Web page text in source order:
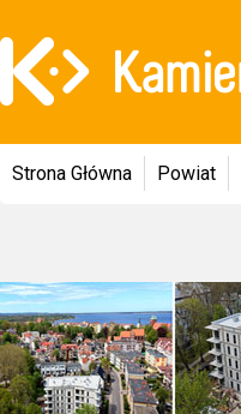
Strona Główna Powiat